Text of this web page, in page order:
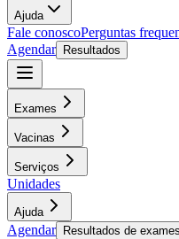
Ajuda
Fale conoscoPerguntas
Agendar
Resultados
Exames
Vacinas
Serviços
Unidades
Ajuda
Agendar Resultados de exames